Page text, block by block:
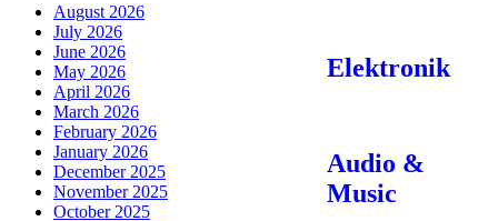
Elektronik
Audio &
Music
August 2026
July 2026
June 2026
May 2026
April 2026
March 2026
February 2026
January 2026
December 2025
November 2025
October 2025